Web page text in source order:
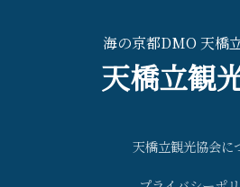
海の京都DMO 天橋
天橋立観
天橋立観光協会に